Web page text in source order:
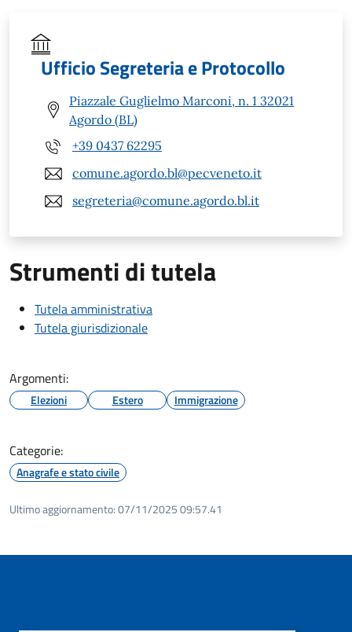
Ufficio Segreteria e Protocollo
Piazzale Guglielmo Marconi, n. 1 32021
Agordo (BL)
+39 0437 62295
comune.agordo.bl@pecveneto.it
segreteria@comune.agordo.bl.it
Strumenti di tutela
Tutela amministrativa
Tutela giurisdizionale
Argomenti:
Elezioni Estero Immigrazione
Categorie:
Anagrafe e stato civile
Ultimo aggiornamento:07/11/2025 09:57.41